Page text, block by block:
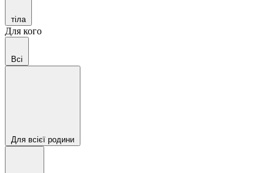
тіла
Для кого
Всі
Для всієї родини